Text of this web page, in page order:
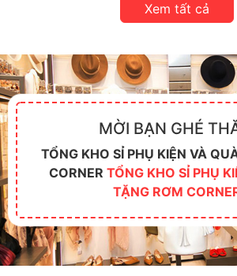
Xem tất cả
MỜI BẠN GHÉ
TỔNG KHO SỈ PHỤ KIỆN VÀ
CORNER TỔNG KHO SỈ PHỤ
TẶNG RƠM